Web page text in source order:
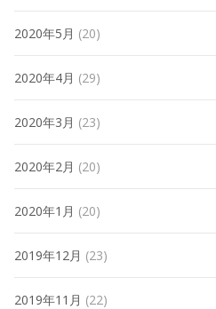
2020年5月 (20)
2020年4月 (29)
2020年3月 (23)
2020年2月 (20)
2020年1月 (20)
2019年12月 (23)
2019年11月 (22)